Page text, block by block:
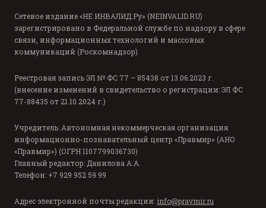
Сетевое издание «НЕ ИНВАЛИД.Ру» (NEINVALID.RU)
зарегистрировано в Федеральной службе по надзору в сфере
связи, информационных технологий и массовых
коммуникаций (Роскомнадзор)
Реестровая запись ЭЛ № ФС 77 – 85438 от 13.06.2023 г.
(внесение изменений в свидетельство о регистрации: ЭЛ ФС
77-88435 от 21.10.2024 г.)
Учредитель: Автономная некоммерческая организация
информационно-познавательный центр «Правмир» (АНО
«Правмир») (ОГРН 1107799036730)
Главный редактор: Данилова А.А.
Телефон: +7 929 952 59 99
Адрес электронной почты редакции: info@pravmir.ru